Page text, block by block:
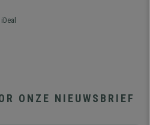
ONZE NIEUWSBRIEF